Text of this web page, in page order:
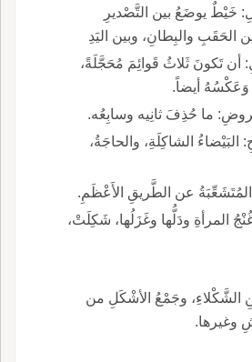
خَيْطٌ يوضَعُ بين التَّصْديرِ
الحَقَبِ والبِطانِ، وبين اليَدِ
أن تَكونَ ثَلاثُ قَوائِمَ مُحَجَّلَةً،
وَعَكْسُهُ أيضاً.
ما حُذِفَ ثانِيه وسابِعُه.
البَيْضاءُ الشاكِلَةِ، والحاجَةُ،
عن الطَّريقِ الأَعْظَمِ.
المرأةِ ودَلُّها وغَزَلُها، شَكِلَتْ،
الشَّكْلاءِ، وجَمْعُ الأشْكَلِ من
وغيرها.